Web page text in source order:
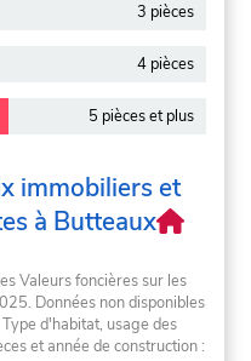
3 pièces
4 pièces
5 pièces et plus
immobiliers et
à Butteaux
Valeurs foncières sur les
Données non disponibles
d'habitat, usage des
et année de construction :